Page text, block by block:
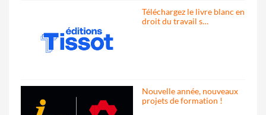
Téléchargez le livre blanc en
droit du travail s…
Nouvelle année, nouveaux
projets de formation !